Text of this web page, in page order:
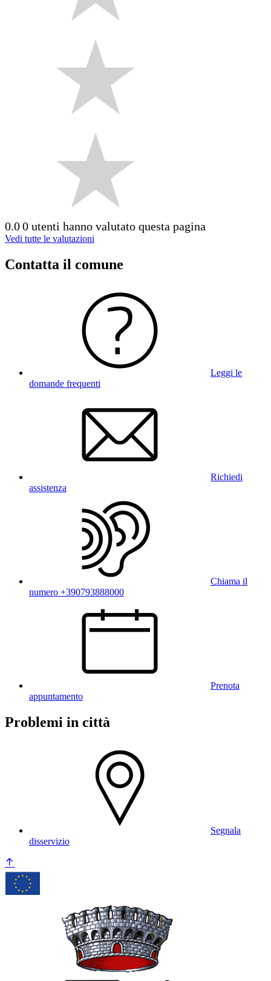
0.00 utenti hanno valutato questa pagina
Vedi tutte le valutazioni
Contatta il comune
Leggi le
domande frequenti
Richiedi
assistenza
Chiama il
numero +390793888000
Prenota
appuntamento
Problemi in città
Segnala
disservizio